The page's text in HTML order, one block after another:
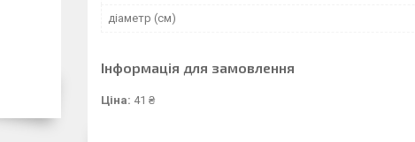
діаметр (см)
Інформація для замовлення
Ціна: 41 ₴